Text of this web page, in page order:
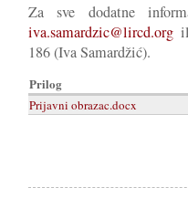
Za sve dodatne
iva.samardzic@lircd.org
186 (Iva Samardžić).
Prilog
Prijavni obrazac.docx